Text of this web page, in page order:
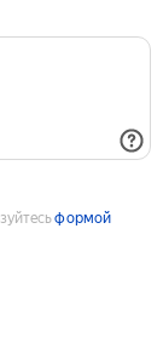
формой